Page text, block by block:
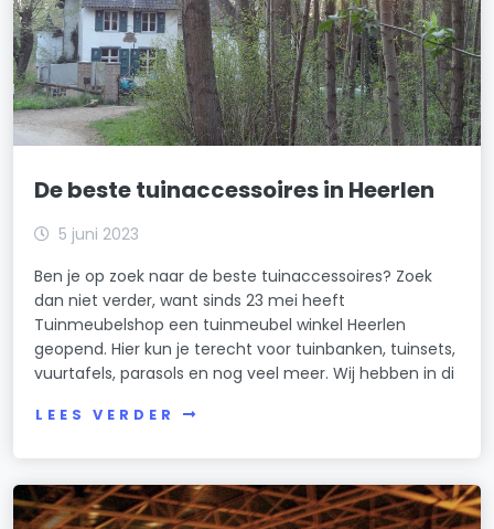
De beste tuinaccessoires in Heerlen
5 juni 2023
Ben je op zoek naar de beste tuinaccessoires? Zoek
dan niet verder, want sinds 23 mei heeft
Tuinmeubelshop een tuinmeubel winkel Heerlen
geopend. Hier kun je terecht voor tuinbanken, tuinsets,
vuurtafels, parasols en nog veel meer. Wij hebben in di
LEES VERDER